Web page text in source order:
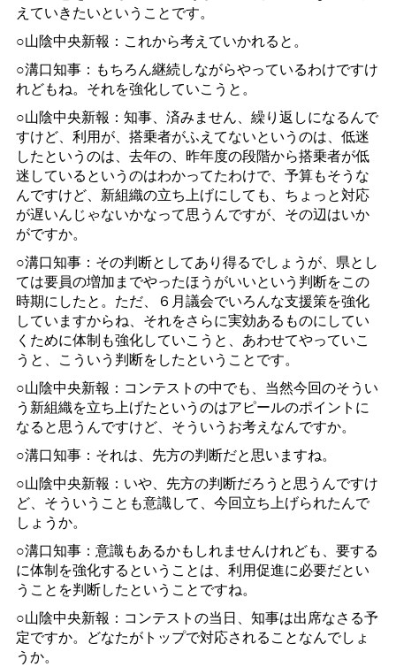
えていきたいということです。
○山陰中央新報：これから考えていかれると。
○溝口知事：もちろん継続しながらやっているわけですけ
れどもね。それを強化していこうと。
○山陰中央新報：知事、済みません、繰り返しになるんで
すけど、利用が、搭乗者がふえてないというのは、低迷
したというのは、去年の、昨年度の段階から搭乗者が低
迷しているというのはわかってたわけで、予算もそうな
んですけど、新組織の立ち上げにしても、ちょっと対応
が遅いんじゃないかなって思うんですが、その辺はいか
がですか。
○溝口知事：その判断としてあり得るでしょうが、県とし
ては要員の増加までやったほうがいいという判断をこの
時期にしたと。ただ、６月議会でいろんな支援策を強化
していますからね、それをさらに実効あるものにしてい
くために体制も強化していこうと、あわせてやっていこ
うと、こういう判断をしたということです。
○山陰中央新報：コンテストの中でも、当然今回のそうい
う新組織を立ち上げたというのはアピールのポイントに
なると思うんですけど、そういうお考えなんですか。
○溝口知事：それは、先方の判断だと思いますね。
○山陰中央新報：いや、先方の判断だろうと思うんですけ
ど、そういうことも意識して、今回立ち上げられたんで
しょうか。
○溝口知事：意識もあるかもしれませんけれども、要する
に体制を強化するということは、利用促進に必要だとい
うことを判断したということですね。
○山陰中央新報：コンテストの当日、知事は出席なさる予
定ですか。どなたがトップで対応されることなんでしょ
うか。